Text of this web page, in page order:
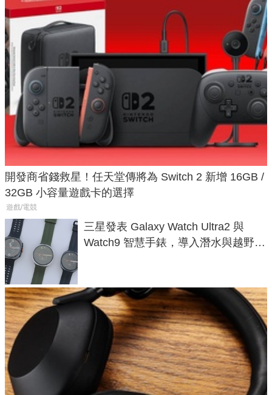
開發商省錢救星！任天堂傳將為 Switch 2 新增 16GB /
32GB 小容量遊戲卡的選擇
遊戲/電競
三星發表 Galaxy Watch Ultra2 與
Watch9 智慧手錶，導入潛水與越野跑